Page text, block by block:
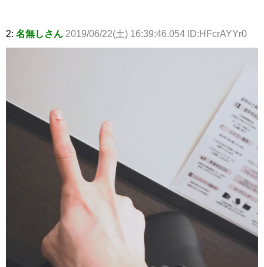
2: 名無しさん 2019/06/22(土) 16:39:46.054 ID:HFcrAYYr0